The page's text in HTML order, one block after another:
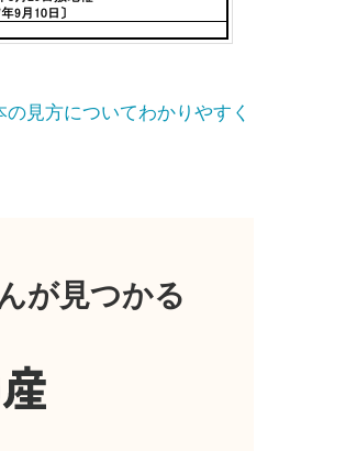
見方についてわかりやすく
が見つかる